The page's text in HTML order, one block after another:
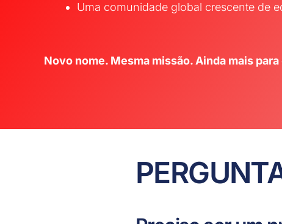
Uma comunidade global crescente de
Novo nome. Mesma missão. Ainda mais